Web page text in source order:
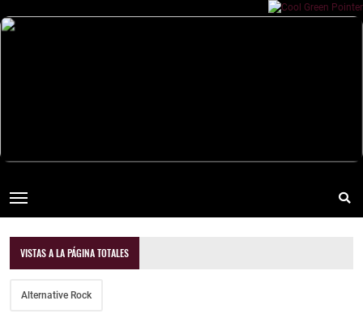
VISTAS A LA PÁGINA TOTALES
Alternative Rock